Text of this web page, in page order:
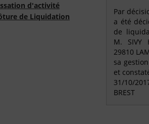
d'activité
de Liquidation
Par
a été
de
M. SIVY
29810
sa
et
31/10/
BREST